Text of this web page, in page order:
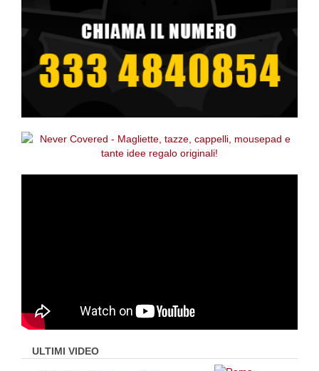
ULTIMI VIDEO